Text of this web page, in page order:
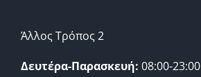
Άλλος Τρόπος 2
Δευτέρα-Παρασκευή: 08:00-23:00